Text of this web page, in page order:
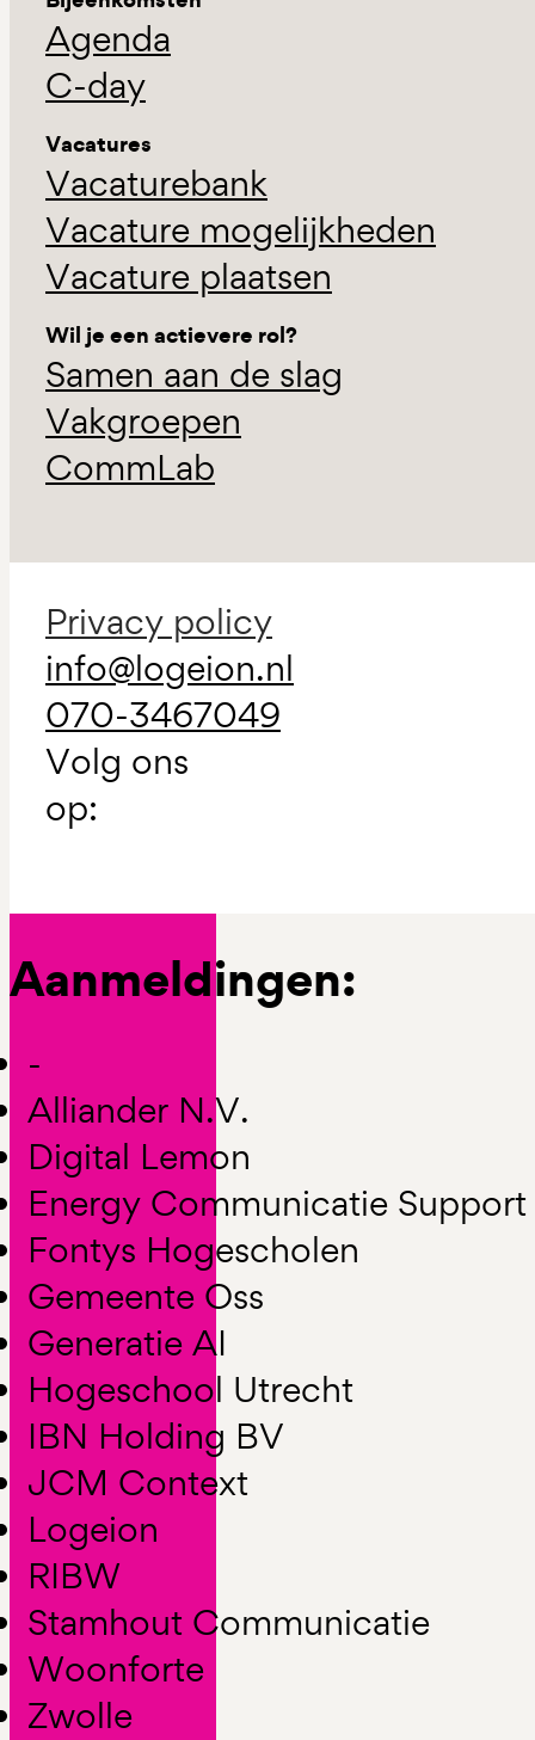
Agenda
C-day
Vacatures
Vacaturebank
Vacature mogelijkheden
Vacature plaatsen
Wil je een actievere rol?
Samen aan de slag
Vakgroepen
CommLab
Privacy policy
info@logeion.nl
070-3467049
Volg ons
op:
Aanmeldingen:
-
Alliander N.V.
Digital Lemon
Energy Communicatie Support
Fontys Hogescholen
Gemeente Oss
Generatie AI
Hogeschool Utrecht
IBN Holding BV
JCM Context
Logeion
RIBW
Stamhout Communicatie
Woonforte
Zwolle